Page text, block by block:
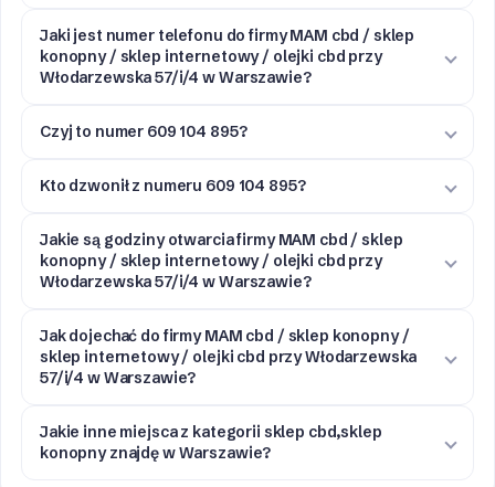
Jaki jest numer telefonu do firmy MAM cbd / sklep
konopny / sklep internetowy / olejki cbd przy
Włodarzewska 57/i/4 w Warszawie?
Czyj to numer 609 104 895?
Kto dzwonił z numeru 609 104 895?
Jakie są godziny otwarcia firmy MAM cbd / sklep
konopny / sklep internetowy / olejki cbd przy
Włodarzewska 57/i/4 w Warszawie?
Jak dojechać do firmy MAM cbd / sklep konopny /
sklep internetowy / olejki cbd przy Włodarzewska
57/i/4 w Warszawie?
Jakie inne miejsca z kategorii sklep cbd,sklep
konopny znajdę w Warszawie?